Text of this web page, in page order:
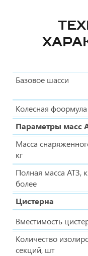
Базовое шасси
Колесная фоормула
Параметры масс
Масса
кг
Полная масса АТЗ,
более
Цистерна
Вместимость
Количество
секций, шт